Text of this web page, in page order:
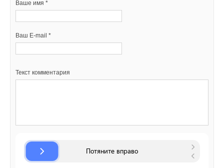
Ваше имя *
Ваш E-mail *
Текст комментария